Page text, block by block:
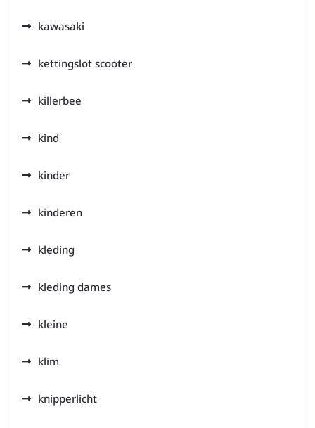
kawasaki
kettingslot scooter
killerbee
kind
kinder
kinderen
kleding
kleding dames
kleine
klim
knipperlicht